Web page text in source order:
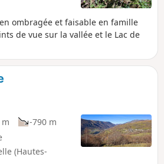
ombragée et faisable en famille
de vue sur la vallée et le Lac de
m
-790 m
(Hautes-